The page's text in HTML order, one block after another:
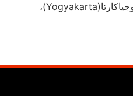
المناسبة للتقاعد في إندونيسيا: يوجياكارتا(Yogyakarta)،